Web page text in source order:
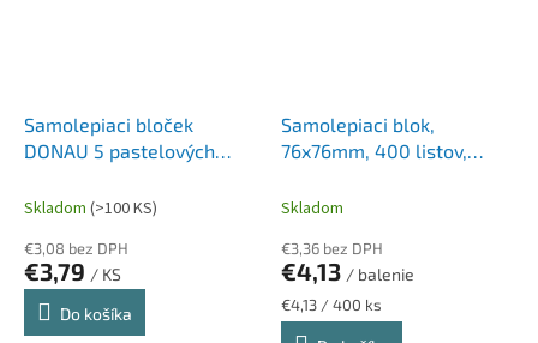
Samolepiaci bloček
DONAU 5 pastelových
Skladom (>100 KS)
€3,08 bez DPH
€3,79 / KS
Do košíka
Samolepiaci blok,
76x76mm, 400 listov,
farby
Skladom
€3,36 bez DPH
€4,13 / balenie
Jednotková
cena:
€4,13 / 400 ks